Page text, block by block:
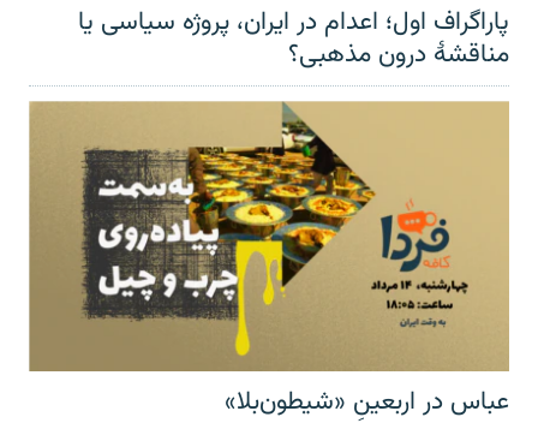
پاراگراف اول؛ اعدام در ایران، پروژه سیاسی یا
مناقشهٔ درون مذهبی؟
عباس در اربعینِ «شیطون‌بلا»